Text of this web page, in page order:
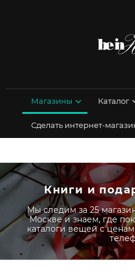
Магазины Каталог
Сделать интернет-
Книги и
Мы следим за 25
Москве и знаем, где
каталоги вещей с